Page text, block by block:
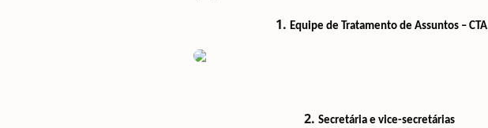
1. Equipe de Tratamento de Assuntos – CTA
2.Secretária e vice-secretárias